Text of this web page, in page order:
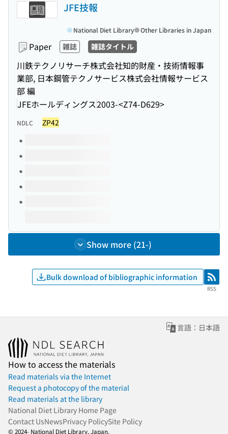
JFE技報
Paper 雑誌 雑誌タイトル
川鉄テクノリサーチ株式会社知的財産・技術情報事
業部, 日本鋼管テクノサービス株式会社情報サービス
部 編
JFEホールディングス2003-<Z74-D629>
National Diet Library Other Libraries in Japan
NDLC ZP42
Volumes of this title
Show more (21-)
Bulk download of bibliographic information RSS
RSS
言語：日本語
How to access the materials
Read materials via the Internet
Request a photocopy of the material
Read materials at the library
National Diet Library Home Page
Contact UsNewsPrivacy PolicySite Policy
© 2024- National Diet Library, Japan.